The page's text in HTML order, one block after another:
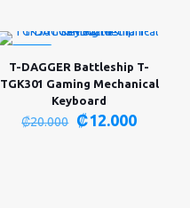
T-DAGGER Battleship T-
TGK301 Gaming Mechanical
Keyboard
₡20.000
El
₡12.000El